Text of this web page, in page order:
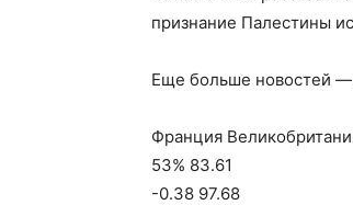
признание Палестины
Еще больше новостей —
Франция
53% 83.61
-0.38 97.68